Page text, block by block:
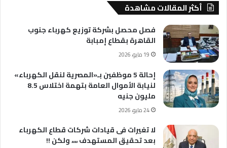
أكثر المقالات مشاهدة
فصل محصل بشركة توزيع كهرباء جنوب
القاهرة بقطاع إمبابة
19 مايو، 2026
إحالة 5 موظفين بـ«المصرية لنقل الكهرباء»
لنيابة الأموال العامة بتهمة اختلاس 8.5
مليون جنيه
24 مايو، 2026
لا تغيرات فى قيادات شركات قطاع الكهرباء
بعد تحقيق المستهدف ،،،، ولكن !!